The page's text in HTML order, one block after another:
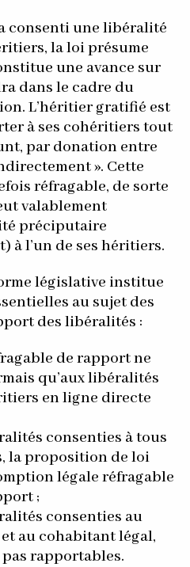
consenti une libéralité
la loi présume
une avance sur
dans le cadre du
L’héritier gratifié est
à ses cohéritiers tout
par donation entre
». Cette
réfragable, de sorte
valablement
préciputaire
à l’un de ses héritiers.
législative institue
au sujet des
des libéralités :
de rapport ne
qu’aux libéralités
en ligne directe
consenties à tous
la proposition de loi
légale réfragable
;
consenties au
au cohabitant légal,
rapportables.